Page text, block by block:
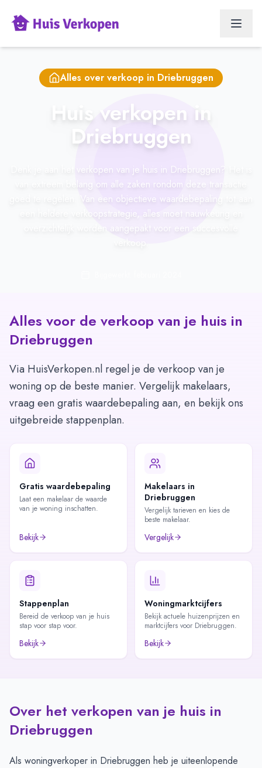
Alles over verkoop in Driebruggen
Huis verkopen in
Driebruggen
Denk je aan het verkopen van je huis in Driebruggen? Het is
van extreem belang om alle zaken rondom deze transactie
goed te regelen. Van een objectieve waardebepaling tot aan
een heldere verkoopstrategie, alles moet nauwkeurig en
overzichtelijk worden aangepakt voor een succesvolle
Alles voor de verkoop van je huis in
Driebruggen
Via HuisVerkopen.nl regel je de verkoop van je
woning op de beste manier. Vergelijk makelaars,
vraag een gratis waardebepaling aan, en bekijk ons
uitgebreide stappenplan.
Gratis waardebepaling
Laat een makelaar de waarde
van je woning inschatten.
Bekijk
Makelaars in
Driebruggen
Vergelijk tarieven en kies de
beste makelaar.
Vergelijk
Stappenplan
Bereid de verkoop van je huis
stap voor stap voor.
Bekijk
Woningmarktcijfers
Bekijk actuele huizenprijzen en
marktcijfers voor Driebruggen.
Bekijk
Over het verkopen van je huis in
Driebruggen
Als woningverkoper in Driebruggen heb je uiteenlopende